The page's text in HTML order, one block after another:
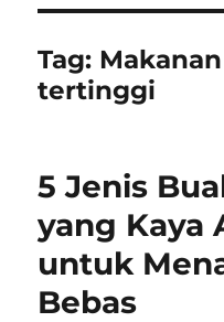
Tag:
tertinggi
5 Jenis
yang Kaya
untuk
Bebas